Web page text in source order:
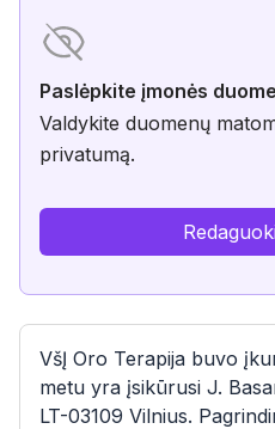
Paslėpkite įmonės
Valdykite duomenų
privatumą.
VšĮ Oro Terapija buvo
metu yra įsikūrusi J.
LT-03109 Vilnius.